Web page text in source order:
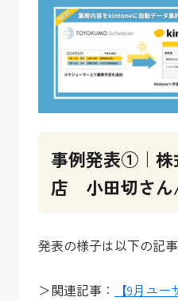
事例発表①｜株
店 小田切さん
発表の様子は以下の記
＞関連記事：
【9月ユ